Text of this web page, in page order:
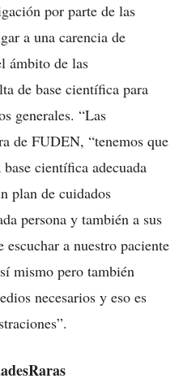
por parte de las
a una carencia de
ámbito de las
de base científica para
generales. “Las
de FUDEN, “tenemos que
científica adecuada
plan de cuidados
persona y también a sus
a nuestro paciente
mismo pero también
necesarios y eso es